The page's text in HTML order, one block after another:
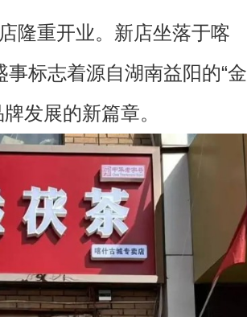
重开业。新店坐落于喀
标志着源自湖南益阳的“金
发展的新篇章。